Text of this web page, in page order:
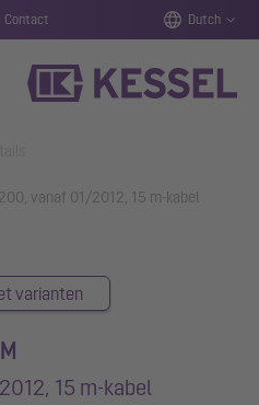
Contact Dutch
vanaf 01/2012, 15 m-kabel
varianten
15 m-kabel